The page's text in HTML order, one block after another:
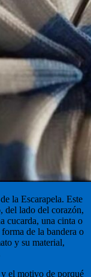
la Escarapela. Este
del lado del corazón,
cucarda, una cinta o
de la bandera o
y su material,
y el motivo de porqué